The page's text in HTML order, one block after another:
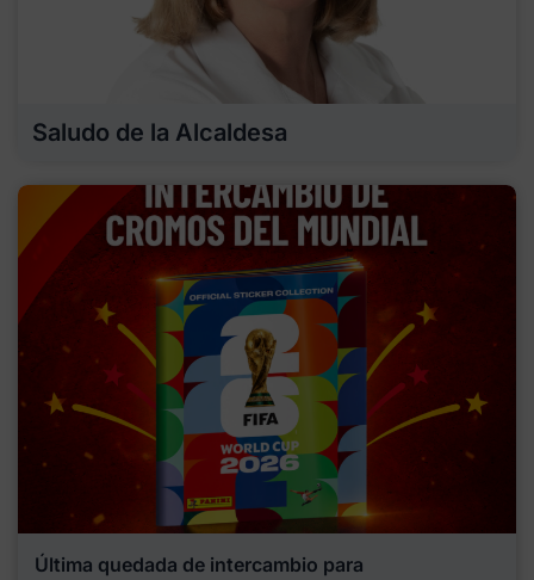
Saludo de la Alcaldesa
Última quedada de intercambio para